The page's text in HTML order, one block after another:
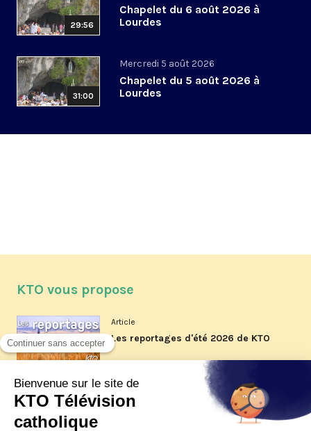
29:56
Chapelet du 6 août 2026 à
Lourdes
31:00
Mercredi 5 août 2026
Chapelet du 5 août 2026 à
Lourdes
KTO vous propose
Article
Les reportages d'été 2026 de KTO
Article
La visite pastorale du pape Léon
XIV à Assise à suivre sur KTO le